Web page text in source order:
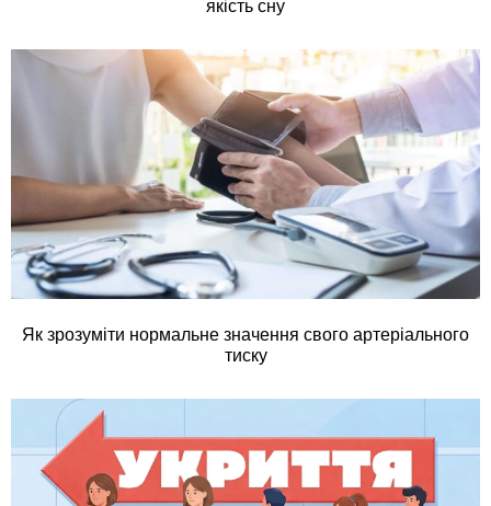
якість сну
Як зрозуміти нормальне значення свого артеріального
тиску